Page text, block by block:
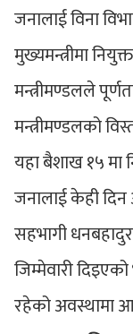
जनालाई विना
मुख्यमन्त्रीमा
मन्त्रीमण्डलले
मन्त्रीमण्डलको
यहा बैशाख १५ मा
जनालाई केही दिन
सहभागी
जिम्मेवारी
रहेको अवस्थामा